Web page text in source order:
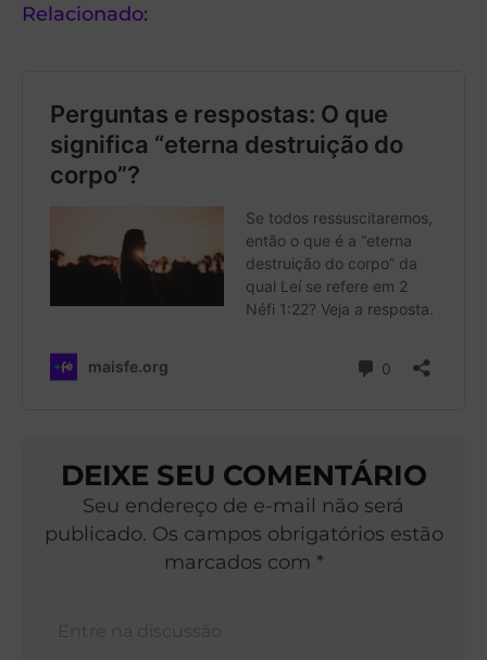
Relacionado:
DEIXE SEU COMENTÁRIO
Seu endereço de e-mail não será
publicado. Os campos obrigatórios estão
marcados com *